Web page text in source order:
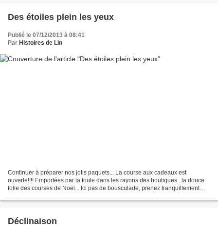
Des étoiles plein les yeux
Publié le 07/12/2013 à 08:41
Par Histoires de Lin
Continuer à préparer nos jolis paquets... La course aux cadeaux est
ouverte!!!! Emportées par la foule dans les rayons des boutiques...la douce
folie des courses de Noël... Ici pas de bousculade, prenez tranquillement
Déclinaison